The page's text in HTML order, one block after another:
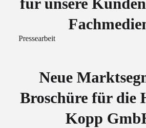
Pressearbeit
Neue
Broschüre für die
Kopp